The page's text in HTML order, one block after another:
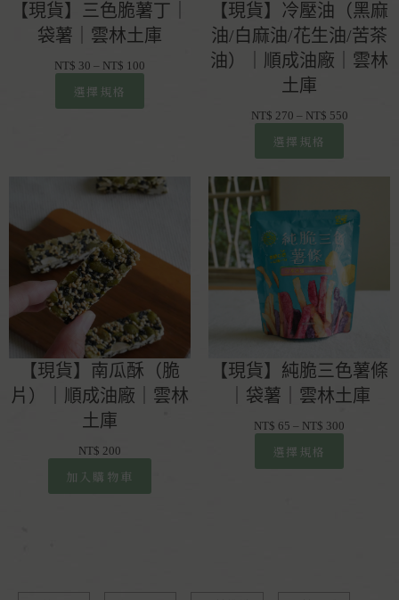
【現貨】三色脆薯丁｜
袋薯｜雲林土庫
NT$ 30 – NT$ 100
選擇規格
【現貨】冷壓油（黑麻
油/白麻油/花生油/苦茶
油）｜順成油廠｜雲林
土庫
NT$ 270 – NT$ 550
選擇規格
【現貨】南瓜酥（脆
片）｜順成油廠｜雲林
土庫
NT$ 200
加入購物車
【現貨】純脆三色薯條
｜袋薯｜雲林土庫
NT$ 65 – NT$ 300
選擇規格